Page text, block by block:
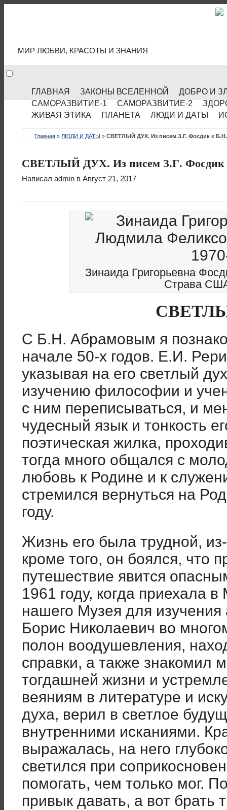
МИР ЛЮБВИ, КРАСОТЫ И ЗНАНИЯ
ГЛАВНАЯ ЗАКОНЫ ВСЕЛЕННОЙ
ДОБРО И
САМОРАЗВИТИЕ-1
САМОРАЗВИТИЕ-2
ЖИВАЯ ЭТИКА
ПЛАНЕТА ЛЮДИ И ДАТЫ
Главная » ЛЮДИ И ДАТЫ » СВЕТЛЫЙ ДУХ. Из писем З.Г. Фосдик к
СВЕТЛЫЙ ДУХ. Из писем З.Г.
Написал admin в Август 21, 2017
Зинаида Григорьевна
Страва
С Б.Н. Абрамовым я
начале 50-х годов. Е.И.
указывая на его светлый
изучению философии и
с ним переписываться, и
чудесный язык и тонкость
поэтическая жилка,
тогда много общался с
любовь к Родине и к
стремился вернуться на
году.
Жизнь его была трудной,
кроме того, он боялся, что
путешествие явится
1961 году, когда приехала
нашего Музея для
Борис Николаевич во
полон воодушевления,
справки, а также знакомил
тогдашней жизни и
веяниям в литературе и
духа, верил в светлое
внутренними исканиями.
выражалась, на него
светился при
помогать, чем только мог.
привык давать, а вот брать